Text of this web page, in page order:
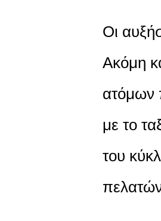
Οι
Ακόμη
ατόμων
με το
του